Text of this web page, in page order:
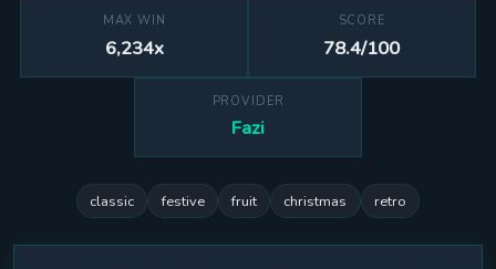
MAX WIN
6,234x
SCORE
78.4/100
PROVIDER
Fazi
classic festive fruit christmas retro